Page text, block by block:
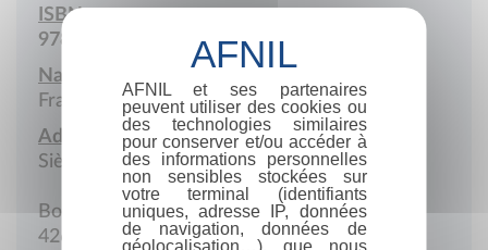
ISBN :
978-2-902398
Nationalité :
France
Adresse :
Siège social
Boulevard de la Préfecture, Musée d'Allard
42600 Montbrison
AFNIL et ses partenaires
peuvent utiliser des cookies ou
des technologies similaires
pour conserver et/ou accéder à
des informations personnelles
non sensibles stockées sur
votre terminal (identifiants
uniques, adresse IP, données
de navigation, données de
géolocalisation…), que nous